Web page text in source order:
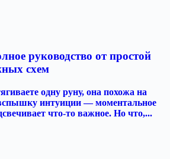
руководство от простой
схем
одну руну, она похожа на
интуиции — моментальное
что-то важное. Но что,...